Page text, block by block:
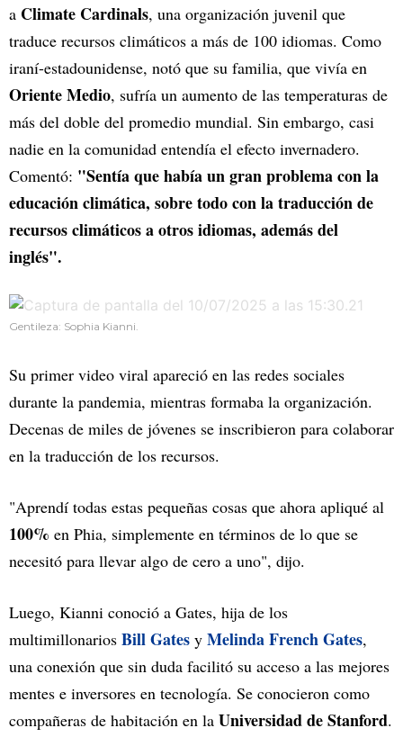
a Climate Cardinals, una organización juvenil que
traduce recursos climáticos a más de 100 idiomas. Como
iraní-estadounidense, notó que su familia, que vivía en
Oriente Medio, sufría un aumento de las temperaturas de
más del doble del promedio mundial. Sin embargo, casi
nadie en la comunidad entendía el efecto invernadero.
Comentó: "Sentía que había un gran problema con la
educación climática, sobre todo con la traducción de
recursos climáticos a otros idiomas, además del
inglés".
Gentileza: Sophia Kianni.
Su primer video viral apareció en las redes sociales
durante la pandemia, mientras formaba la organización.
Decenas de miles de jóvenes se inscribieron para colaborar
en la traducción de los recursos.
"Aprendí todas estas pequeñas cosas que ahora apliqué al
100% en Phia, simplemente en términos de lo que se
necesitó para llevar algo de cero a uno", dijo.
Luego, Kianni conoció a Gates, hija de los
multimillonarios Bill Gates y Melinda French Gates,
una conexión que sin duda facilitó su acceso a las mejores
mentes e inversores en tecnología. Se conocieron como
compañeras de habitación en la Universidad de Stanford.